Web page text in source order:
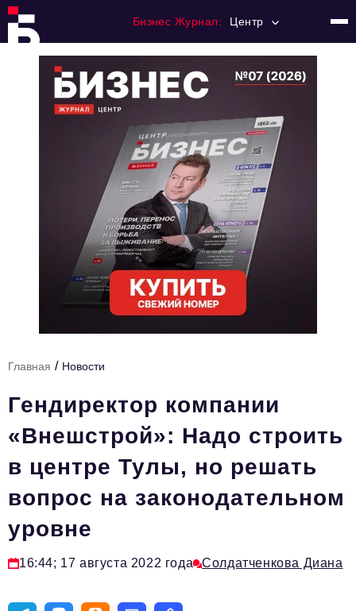
Бизнес Журнал: Центр
Регулирование
Премия "Тульский Бизнес"
История тульского предпринимательства
Тема номера
HR
Персона номера
Инфраструктура развития
Технологии и тренды
Туризм
Главная / Новости
Гендиректор компании
«Внешстрой»: Надо строить
в центре Тулы, но решать
вопрос на законодательном
уровне
16:44; 17 августа 2022 года Солдатченкова Диана